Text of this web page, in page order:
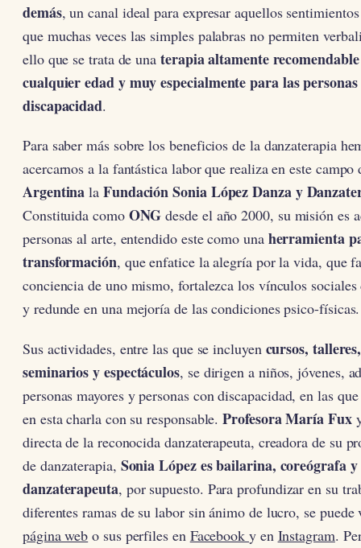
demás, un canal ideal para expresar aquellos
que muchas veces las simples palabras no permiten
ello que se trata de una terapia altamente
cualquier edad y muy especialmente para las
discapacidad.
Para saber más sobre los beneficios de la danzaterapia
acercarnos a la fantástica labor que realiza en este campo
Argentinala Fundación Sonia López Danza y
Constituida como ONGdesde el año 2000, su misión es
personas al arte, entendido este como una herramienta
transformación, que enfatice la alegría por la vida, que
conciencia de uno mismo, fortalezca los vínculos
y redunde en una mejoría de las condiciones psico-
Sus actividades, entre las que se incluyen cursos,
seminarios y espectáculos, se dirigen a niños, jóvenes,
personas mayores y personas con discapacidad, en las
en esta charla con su responsable.Profesora María Fux
directa de la reconocida danzaterapeuta, creadora de su
de danzaterapia, Sonia López es bailarina, coreógrafa
danzaterapeuta, por supuesto. Para profundizar en su
diferentes ramas de su labor sin ánimo de lucro, se
página web o sus perfiles en Facebook y en Instagram.